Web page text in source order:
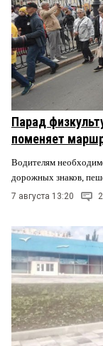
Парад
поменяет
Водителям
дорожных знаков,
7 августа 13:20 2